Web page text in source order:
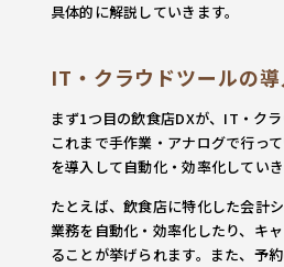
具体的に解説していきます。
IT・クラウドツールの導
まず1つ目の飲食店DXが、IT・クラ
これまで手作業・アナログで行っ
を導入して自動化・効率化していき
たとえば、飲食店に特化した会計
業務を自動化・効率化したり、キ
ることが挙げられます。また、予